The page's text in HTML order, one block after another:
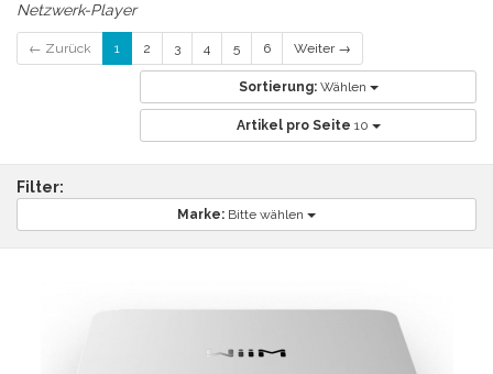
Netzwerk-Player
← Zurück 1 2 3 4 5 6 Weiter →
Sortierung: Wählen
Artikel pro Seite 10
Filter:
Marke: Bitte wählen